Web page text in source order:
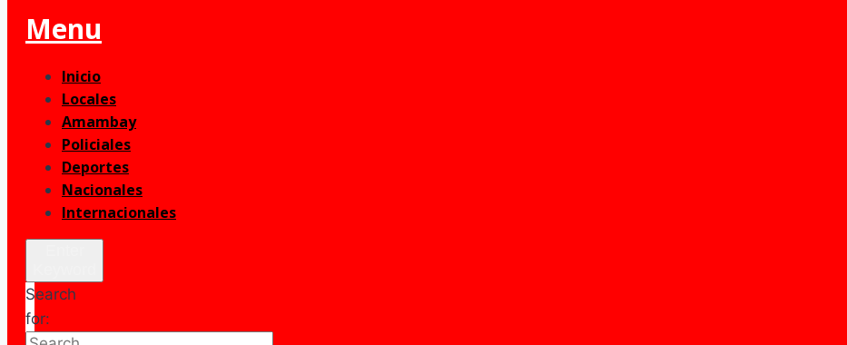
Menu
Inicio
Locales
Amambay
Policiales
Deportes
Nacionales
Internacionales
Search
for: